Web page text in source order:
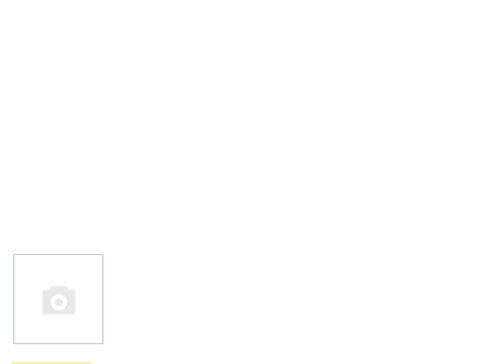
Подарочные сертификаты